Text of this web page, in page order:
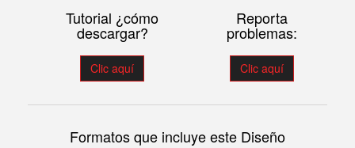
Tutorial ¿cómo
descargar?
Clic aquí
Reporta
problemas:
Clic aquí
Formatos que incluye este Diseño